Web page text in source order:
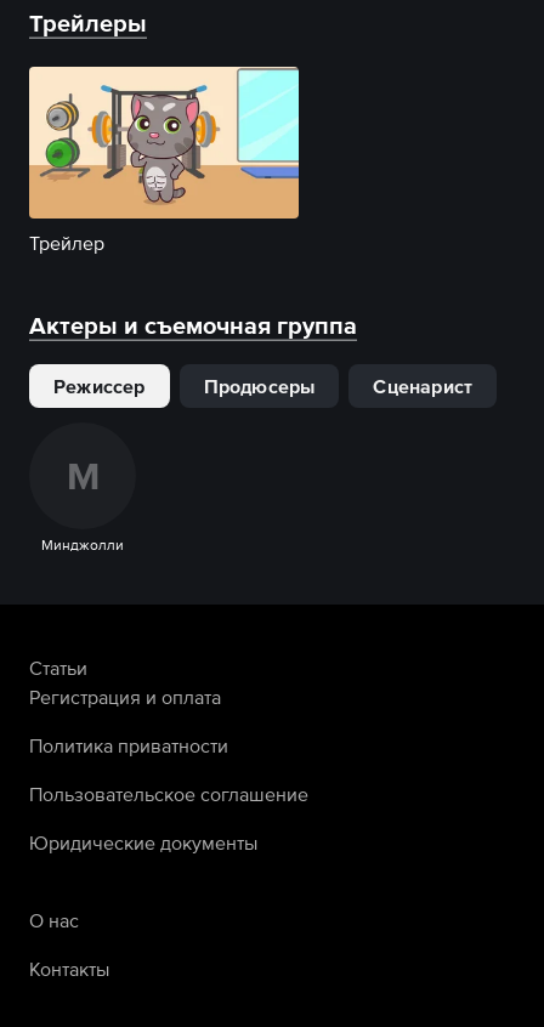
Трейлеры
Трейлер
Актеры и съемочная группа
Режиссер Продюсеры Сценарист
М
Минджолли
Статьи
Регистрация и оплата
Политика приватности
Пользовательское соглашение
Юридические документы
О нас
Контакты